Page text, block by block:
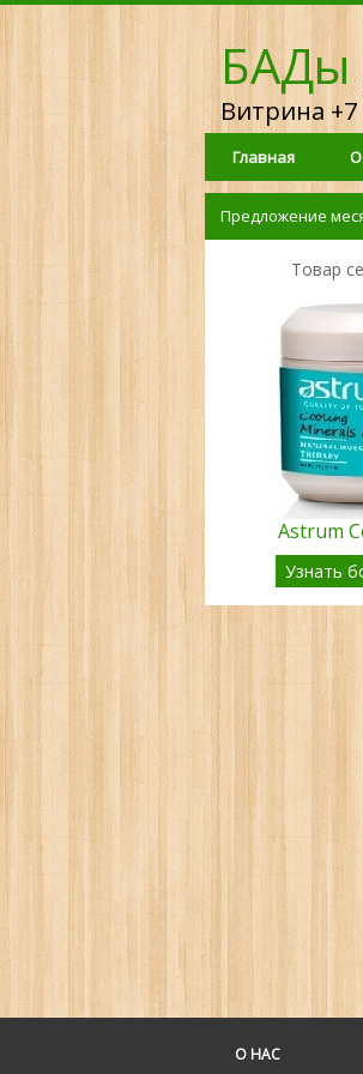
БАДы
Витрина +7
Главная О
Предложение
Товар
Astrum
Узнать
О НАС